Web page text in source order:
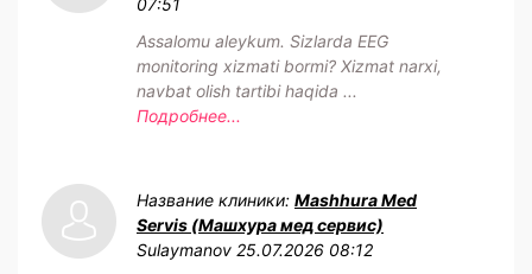
07:51
Assalomu aleykum. Sizlarda EEG
monitoring xizmati bormi? Xizmat narxi,
navbat olish tartibi haqida ...
Подробнее...
Название клиники: Mashhura Med
Servis (Машхура мед сервис)
Sulaymanov 25.07.2026 08:12